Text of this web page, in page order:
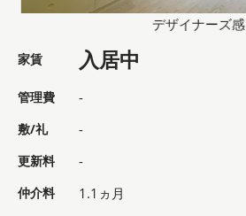
デザイナーズ感
家賃 入居中
管理費 -
敷/礼 -
更新料 -
仲介料 1.1ヵ月